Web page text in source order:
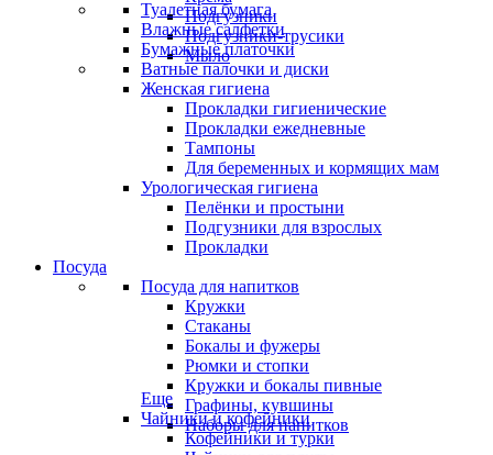
Подгузники
Подгузники-трусики
Мыло
Туалетная бумага
Влажные салфетки
Бумажные платочки
Ватные палочки и диски
Женская гигиена
Прокладки гигиенические
Прокладки ежедневные
Тампоны
Для беременных и кормящих мам
Урологическая гигиена
Пелёнки и простыни
Подгузники для взрослых
Прокладки
Посуда
Посуда для напитков
Кружки
Стаканы
Бокалы и фужеры
Рюмки и стопки
Кружки и бокалы пивные
Графины, кувшины
Наборы для напитков
Еще
Чайники и кофейники
Кофейники и турки